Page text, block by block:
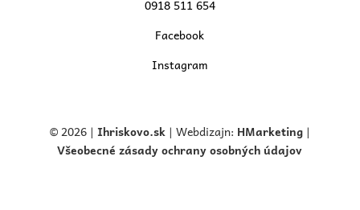
0918 511 654
Facebook
Instagram
© 2026 | Ihriskovo.sk| Webdizajn: HMarketing |
Všeobecné zásady ochrany osobných údajov